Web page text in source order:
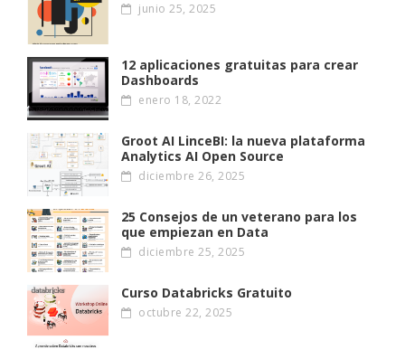
junio 25, 2025
12 aplicaciones gratuitas para crear
Dashboards
enero 18, 2022
Groot AI LinceBI: la nueva plataforma
Analytics AI Open Source
diciembre 26, 2025
25 Consejos de un veterano para los
que empiezan en Data
diciembre 25, 2025
Curso Databricks Gratuito
octubre 22, 2025